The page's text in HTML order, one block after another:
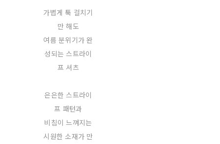
가볍게 툭 걸치기
만 해도
여름 분위기가 완
성되는 스트라이
프 셔츠
은은한 스트라이
프 패턴과
비침이 느껴지는
시원한 소재가 만